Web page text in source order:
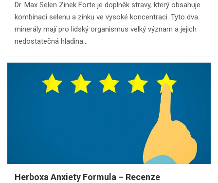
Dr. Max Selen Zinek Forte je doplněk stravy, který obsahuje
kombinaci selenu a zinku ve vysoké koncentraci. Tyto dva
minerály mají pro lidský organismus velký význam a jejich
nedostatečná hladina…
Herboxa Anxiety Formula – Recenze